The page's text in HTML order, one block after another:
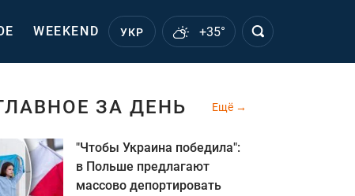
WEEKEND УКР +35°
ЗА ДЕНЬ Ещё
"Чтобы Украина победила":
в Польше предлагают
массово депортировать